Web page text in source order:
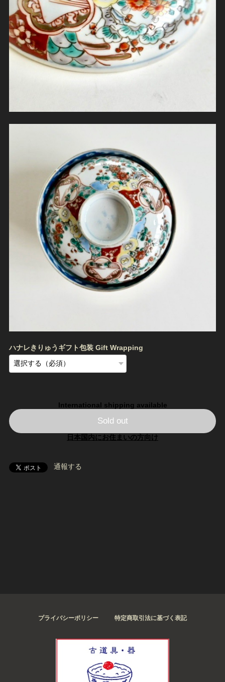
ハナレきりゅうギフト包装 Gift Wrapping
International shipping available
Sold out
日本国内にお住まいの方向け
通報する
プライバシーポリシー 特定商取引法に基づく表記